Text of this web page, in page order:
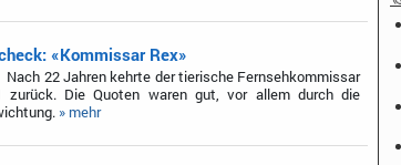
«Kommissar Rex»
Nach 22 Jahren kehrte der tierische Fernsehkommissar
zurück. Die Quoten waren gut, vor allem durch die
» mehr